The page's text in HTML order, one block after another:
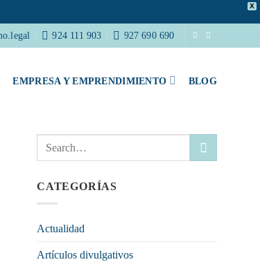
X
924 111 903 927 690 690
EMPRESA Y EMPRENDIMIENTO BLOG
CATEGORÍAS
Actualidad
Artículos divulgativos